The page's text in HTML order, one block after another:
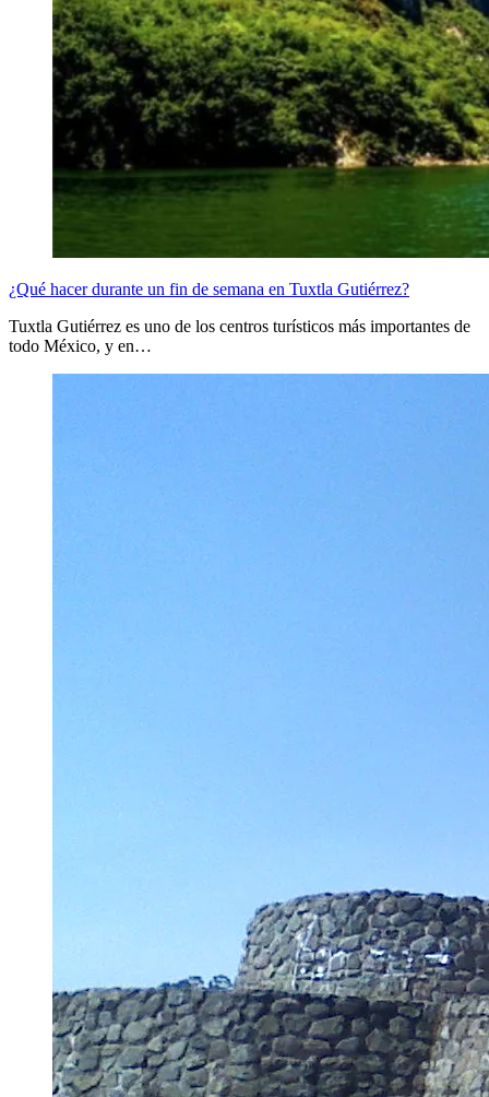
¿Qué hacer durante un fin de semana en Tuxtla Gutiérrez?
Tuxtla Gutiérrez es uno de los centros turísticos más importantes de
todo México, y en…